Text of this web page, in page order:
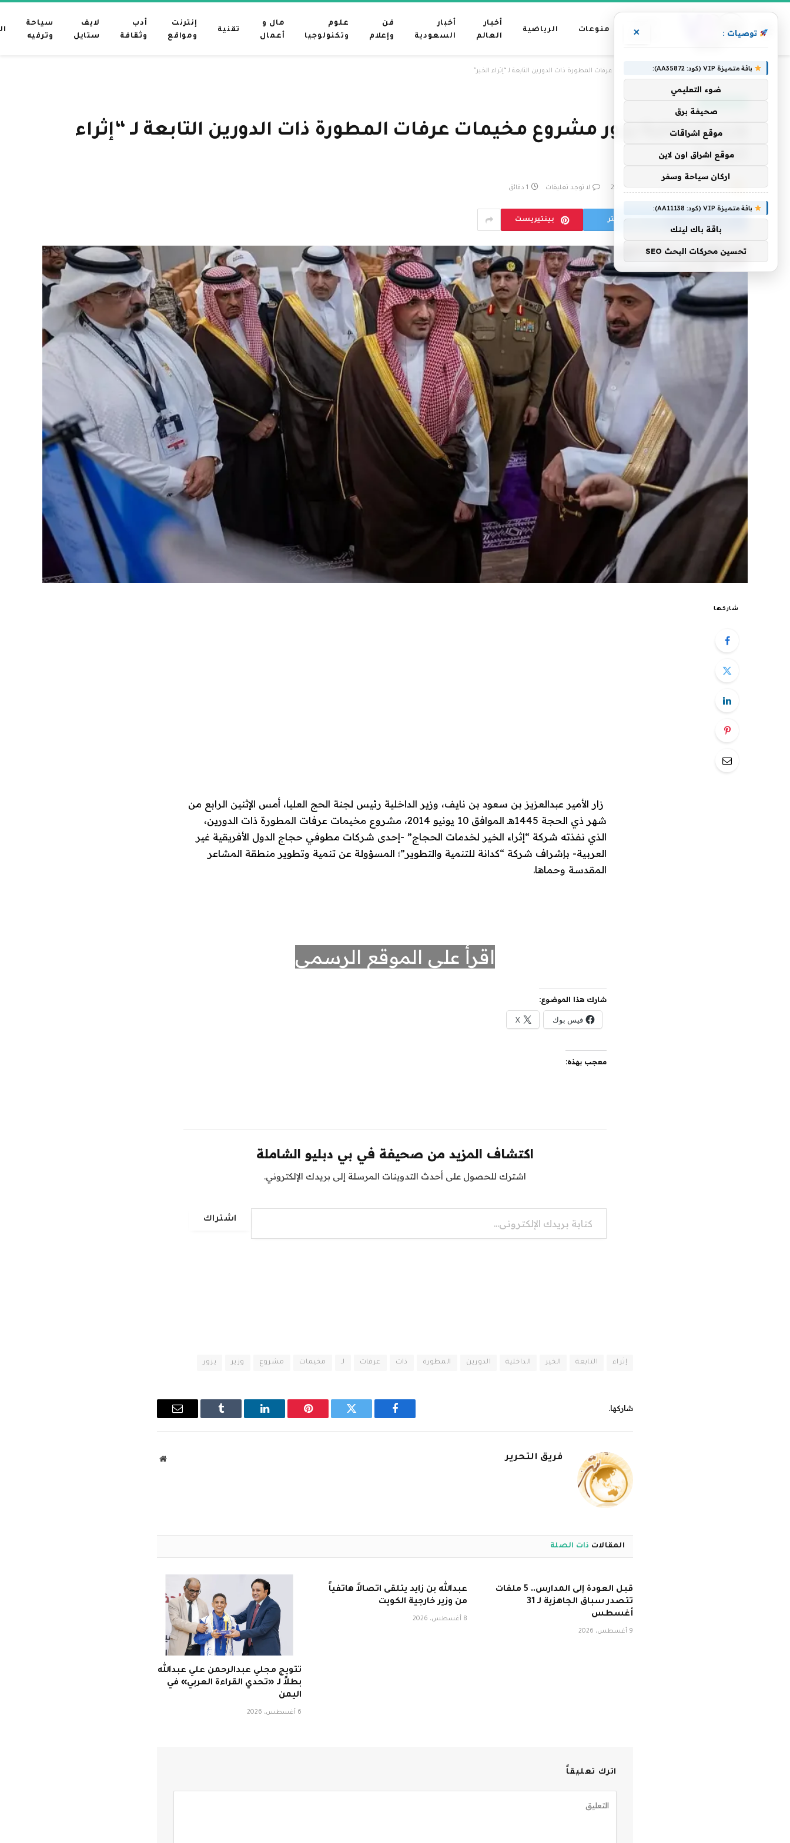
رئيسية
منوعات الرياضية
أخبار
العالم
أخبار
السعودية
فن
وإعلام
علوم
وتكنولوجيا
مال و
أعمال
تقنية
إنترنت
ومواقع
أدب
وثقافة
لايف
ستايل
سياحة
وترفيه
الرئيسية » وزير الداخلية يزور مشروع مخيمات عرفات المطورة ذات الدورين التابعة لـ “إثراء الخير”
وزير الداخلية يزور مشروع مخيمات عرفات المطورة ذات الدورين التابعة لـ “إثراء
الخير”
بواسطة فريق التحرير 11 يونيو، 2024 لا توجد تعليقات 1 دقائق
فيسبوك تويتر بينتيريست
شاركها
زار الأمير عبدالعزيز بن سعود بن نايف، وزير الداخلية رئيس لجنة الحج العليا، أمس الإثنين الرابع من
شهر ذي الحجة 1445هـ الموافق 10 يونيو 2014، مشروع مخيمات عرفات المطورة ذات الدورين،
الذي نفذته شركة “إثراء الخير لخدمات الحجاج” -إحدى شركات مطوفي حجاج الدول الأفريقية غير
العربية- بإشراف شركة “كدانة للتنمية والتطوير”؛ المسؤولة عن تنمية وتطوير منطقة المشاعر
المقدسة وحماها.
اقرأ على الموقع الرسمي
شارك هذا الموضوع:
فيس بوك X
معجب بهذه:
اكتشاف المزيد من صحيفة في بي دبليو الشاملة
اشترك للحصول على أحدث التدوينات المرسلة إلى بريدك الإلكتروني.
كتابة بريدك الإلكتروني...
اشتراك
إثراء التابعة الخير الداخلية الدورين المطورة ذات عرفات لـ مخيمات مشروع وزير يزور
شاركها.
فيسبوك تويتر بينتيريستلينكدإن Tumblr
البريد
فريق التحرير
موقع
المقالات ذات الصلة
قبل العودة إلى المدارس.. 5 ملفات
تتصدر سباق الجاهزية لـ 31
أغسطس
9 أغسطس، 2026
عبدالله بن زايد يتلقى اتصالاً هاتفياً
من وزير خارجية الكويت
8 أغسطس، 2026
تتويج مجلي عبدالرحمن علي عبدالله
بطلاً لـ «تحدي القراءة العربي» في
اليمن
6 أغسطس، 2026
اترك تعليقاً
توصيات : ×
باقة متميزة VIP (كود: AA35872):
ضوء التعليمي
صحيفة برق
موقع اشراقات
موقع اشراق اون لاين
اركان سياحة وسفر
باقة متميزة VIP (كود: AA11138):
باقة باك لينك
تحسين محركات البحث SEO